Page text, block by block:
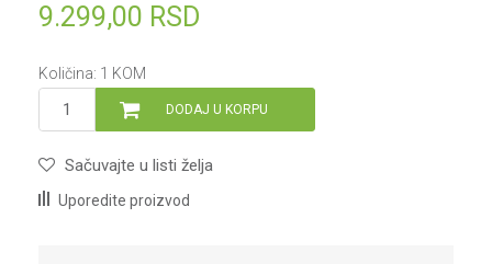
9.299,00 RSD
Količina: 1 KOM
DODAJ U KORPU
Sačuvajte u listi želja
Uporedite proizvod